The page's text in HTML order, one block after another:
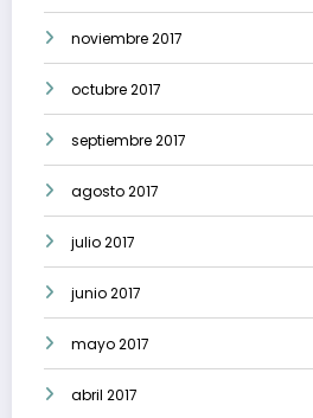
noviembre 2017
octubre 2017
septiembre 2017
agosto 2017
julio 2017
junio 2017
mayo 2017
abril 2017